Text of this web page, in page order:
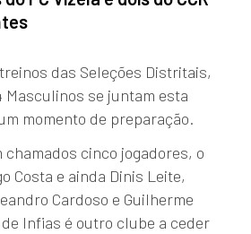
das Seleções Distritais,
Masculinos se juntam esta
momento de preparação.
chamados cinco jogadores, o
Costa e ainda Dinis Leite,
Cardoso e Guilherme
de Infias é outro clube a ceder